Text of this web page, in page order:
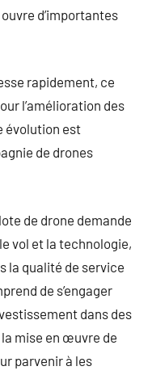
d’importantes
rapidement, ce
l’amélioration des
évolution est
de drones
de drone demande
vol et la technologie,
la qualité de service
de s’engager
dans des
mise en œuvre de
parvenir à les